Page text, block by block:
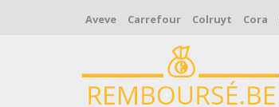
Aveve Carrefour Colruyt Cora